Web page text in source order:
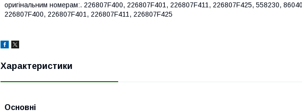
оригінальним номерам:. 226807F400, 226807F401, 226807F411, 226807F425, 558230,
226807F400, 226807F401, 226807F411, 226807F425
Характеристики
Основні